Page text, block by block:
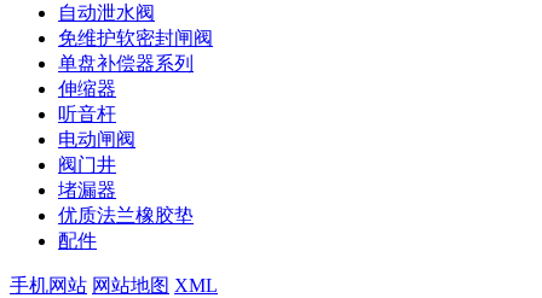
自动泄水阀
免维护软密封闸阀
单盘补偿器系列
伸缩器
听音杆
电动闸阀
阀门井
堵漏器
优质法兰橡胶垫
配件
手机网站 网站地图 XML